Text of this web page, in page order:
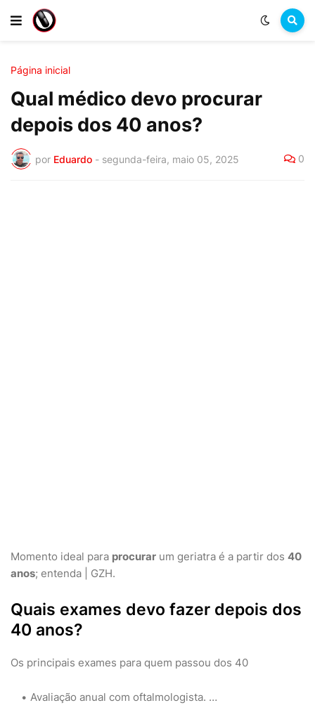
Página inicial
Qual médico devo procurar
depois dos 40 anos?
por Eduardo - segunda-feira, maio 05, 2025 0
Momento ideal para procurar um geriatra é a partir dos 40
anos; entenda | GZH.
Quais exames devo fazer depois dos
40 anos?
Os principais exames para quem passou dos 40
Avaliação anual com oftalmologista. …